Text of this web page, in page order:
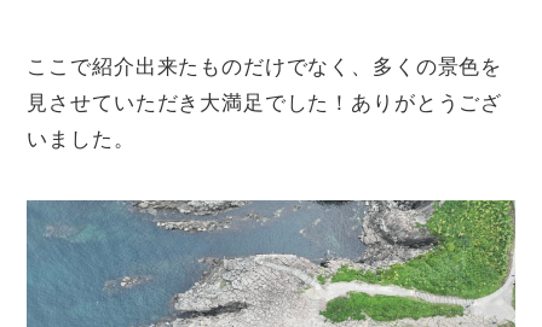
ここで紹介出来たものだけでなく、多くの景色を
見させていただき大満足でした！ありがとうござ
いました。